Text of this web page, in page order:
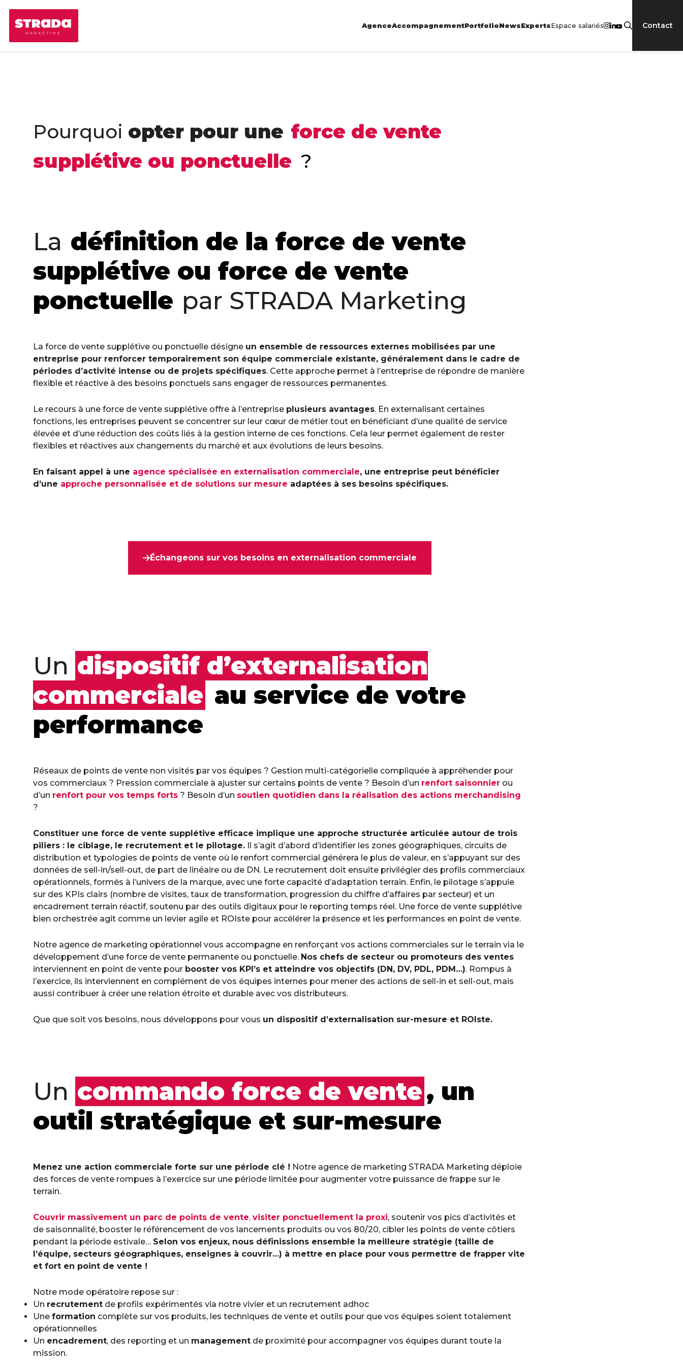
AgenceAccompagnementPortfolioNewsExpertsEspace salariés Contact
Pourquoi opter pour une force de vente
supplétive ou ponctuelle ?
La définition de la force de vente
supplétive ou force de vente
ponctuelle par STRADA Marketing
La force de vente supplétive ou ponctuelle désigne un ensemble de ressources externes mobilisées par une
entreprise pour renforcer temporairement son équipe commerciale existante, généralement dans le cadre de
périodes d’activité intense ou de projets spécifiques. Cette approche permet à l’entreprise de répondre de manière
flexible et réactive à des besoins ponctuels sans engager de ressources permanentes.
Le recours à une force de vente supplétive offre à l’entreprise plusieurs avantages. En externalisant certaines
fonctions, les entreprises peuvent se concentrer sur leur cœur de métier tout en bénéficiant d’une qualité de service
élevée et d’une réduction des coûts liés à la gestion interne de ces fonctions. Cela leur permet également de rester
flexibles et réactives aux changements du marché et aux évolutions de leurs besoins.
En faisant appel à une agence spécialisée en externalisation commerciale, une entreprise peut bénéficier
d’une approche personnalisée et de solutions sur mesure adaptées à ses besoins spécifiques.
Échangeons sur vos besoins en externalisation commerciale
Un dispositif d’externalisation
commerciale au service de votre
performance
Réseaux de points de vente non visités par vos équipes ? Gestion multi-catégorielle compliquée à appréhender pour
vos commerciaux ? Pression commerciale à ajuster sur certains points de vente ? Besoin d’un renfort saisonnier ou
d’un renfort pour vos temps forts ? Besoin d’un soutien quotidien dans la réalisation des actions merchandising
?
Constituer une force de vente supplétive efficace implique une approche structurée articulée autour de trois
piliers : le ciblage, le recrutement et le pilotage. Il s’agit d’abord d’identifier les zones géographiques, circuits de
distribution et typologies de points de vente où le renfort commercial générera le plus de valeur, en s’appuyant sur des
données de sell-in/sell-out, de part de linéaire ou de DN. Le recrutement doit ensuite privilégier des profils commerciaux
opérationnels, formés à l’univers de la marque, avec une forte capacité d’adaptation terrain. Enfin, le pilotage s’appuie
sur des KPIs clairs (nombre de visites, taux de transformation, progression du chiffre d’affaires par secteur) et un
encadrement terrain réactif, soutenu par des outils digitaux pour le reporting temps réel. Une force de vente supplétive
bien orchestrée agit comme un levier agile et ROIste pour accélérer la présence et les performances en point de vente.
Notre agence de marketing opérationnel vous accompagne en renforçant vos actions commerciales sur le terrain via le
développement d’une force de vente permanente ou ponctuelle. Nos chefs de secteur ou promoteurs des ventes
interviennent en point de vente pour booster vos KPI’s et atteindre vos objectifs (DN, DV, PDL, PDM…). Rompus à
l’exercice, ils interviennent en complément de vos équipes internes pour mener des actions de sell-in et sell-out, mais
aussi contribuer à créer une relation étroite et durable avec vos distributeurs.
Que que soit vos besoins, nous développons pour vous un dispositif d’externalisation sur-mesure et ROIste.
Un commando force de vente, un
outil stratégique et sur-mesure
Menez une action commerciale forte sur une période clé ! Notre agence de marketing STRADA Marketing déploie
des forces de vente rompues à l’exercice sur une période limitée pour augmenter votre puissance de frappe sur le
terrain.
Couvrir massivement un parc de points de vente, visiter ponctuellement la proxi, soutenir vos pics d’activités et
de saisonnalité, booster le référencement de vos lancements produits ou vos 80/20, cibler les points de vente côtiers
pendant la période estivale… Selon vos enjeux, nous définissions ensemble la meilleure stratégie (taille de
l’équipe, secteurs géographiques, enseignes à couvrir…) à mettre en place pour vous permettre de frapper vite
et fort en point de vente !
Notre mode opératoire repose sur :
Un recrutement de profils expérimentés via notre vivier et un recrutement adhoc
Une formation complète sur vos produits, les techniques de vente et outils pour que vos équipes soient totalement
opérationnelles
Un encadrement, des reporting et un management de proximité pour accompagner vos équipes durant toute la
mission.